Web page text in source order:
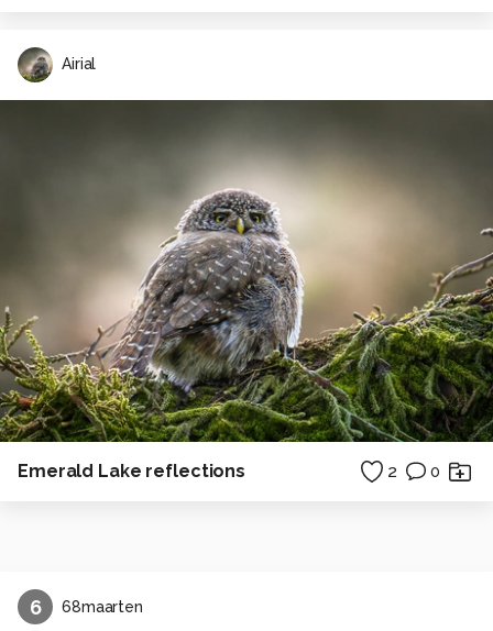
Airial
Emerald Lake reflections 2 0
6 68maarten